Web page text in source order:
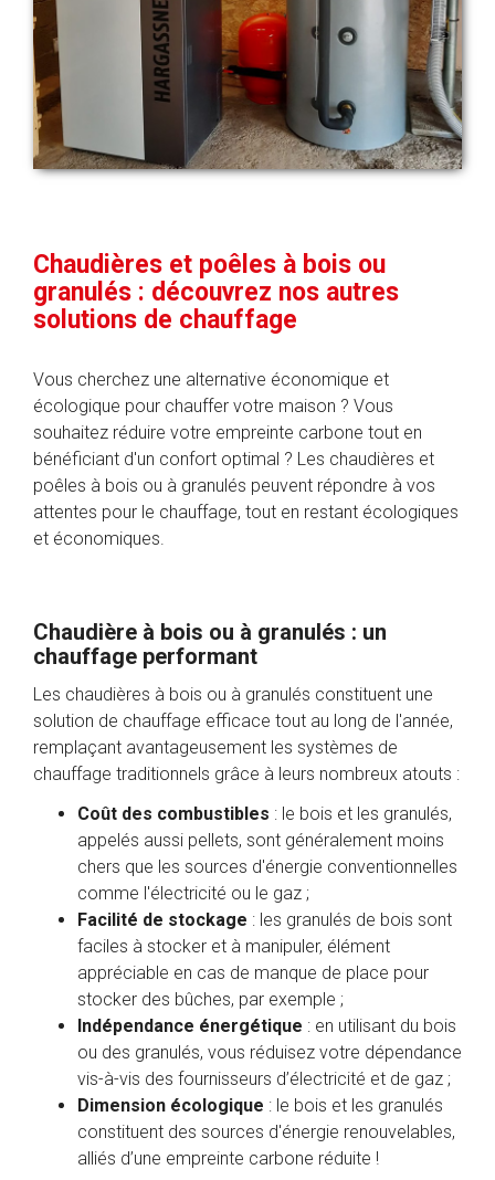
Chaudières et poêles à bois ou
granulés : découvrez nos autres
solutions de chauffage
Vous cherchez une alternative économique et
écologique pour chauffer votre maison ? Vous
souhaitez réduire votre empreinte carbone tout en
bénéficiant d'un confort optimal ? Les chaudières et
poêles à bois ou à granulés peuvent répondre à vos
attentes pour le chauffage, tout en restant écologiques
et économiques.
Chaudière à bois ou à granulés : un
chauffage performant
Les chaudières à bois ou à granulés constituent une
solution de chauffage efficace tout au long de l'année,
remplaçant avantageusement les systèmes de
chauffage traditionnels grâce à leurs nombreux atouts :
Coût des combustibles : le bois et les granulés,
appelés aussi pellets, sont généralement moins
chers que les sources d'énergie conventionnelles
comme l'électricité ou le gaz ;
Facilité de stockage : les granulés de bois sont
faciles à stocker et à manipuler, élément
appréciable en cas de manque de place pour
stocker des bûches, par exemple ;
Indépendance énergétique : en utilisant du bois
ou des granulés, vous réduisez votre dépendance
vis-à-vis des fournisseurs d’électricité et de gaz ;
Dimension écologique : le bois et les granulés
constituent des sources d'énergie renouvelables,
alliés d’une empreinte carbone réduite !